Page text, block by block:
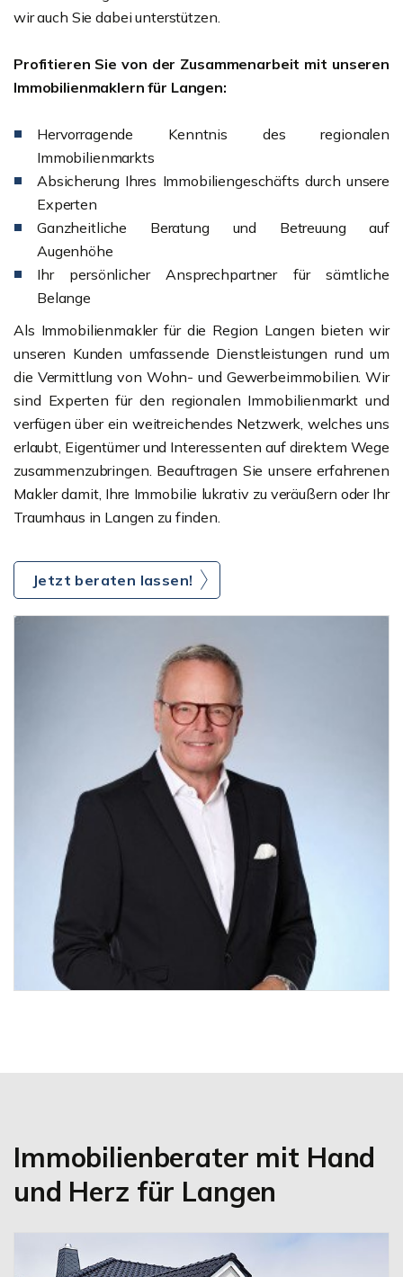
wir auch Sie dabei unterstützen.
Profitieren Sie von der Zusammenarbeit mit unseren
Immobilienmaklern für Langen:
Hervorragende Kenntnis des regionalen
Immobilienmarkts
Absicherung Ihres Immobiliengeschäfts durch unsere
Experten
Ganzheitliche Beratung und Betreuung auf
Augenhöhe
Ihr persönlicher Ansprechpartner für sämtliche
Belange
Als Immobilienmakler für die Region Langen bieten wir
unseren Kunden umfassende Dienstleistungen rund um
die Vermittlung von Wohn- und Gewerbeimmobilien. Wir
sind Experten für den regionalen Immobilienmarkt und
verfügen über ein weitreichendes Netzwerk, welches uns
erlaubt, Eigentümer und Interessenten auf direktem Wege
zusammenzubringen. Beauftragen Sie unsere erfahrenen
Makler damit, Ihre Immobilie lukrativ zu veräußern oder Ihr
Traumhaus in Langen zu finden.
Jetzt beraten lassen!
Immobilienberater mit Hand
und Herz für Langen